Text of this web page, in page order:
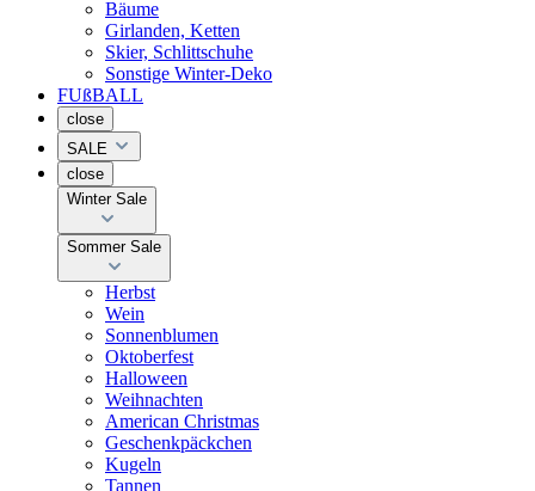
Bäume
Girlanden, Ketten
Skier, Schlittschuhe
Sonstige Winter-Deko
FUßBALL
close
SALE
close
Winter Sale
Sommer Sale
Herbst
Wein
Sonnenblumen
Oktoberfest
Halloween
Weihnachten
American Christmas
Geschenkpäckchen
Kugeln
Tannen